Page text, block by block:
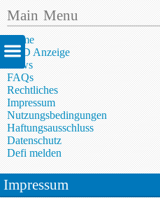
Main Menu
Home
AED Anzeige
News
FAQs
Rechtliches
Impressum
Nutzungsbedingungen
Haftungsausschluss
Datenschutz
Defi melden
Impressum